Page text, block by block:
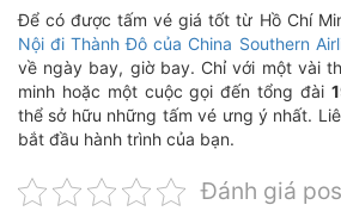
Để có được tấm vé giá tốt từ Hồ Chí
Nội đi Thành Đô của China Southern
về ngày bay, giờ bay. Chỉ với một vài
minh hoặc một cuộc gọi đến tổng đài
thể sở hữu những tấm vé ưng ý nhất.
bắt đầu hành trình của bạn.
Đánh giá